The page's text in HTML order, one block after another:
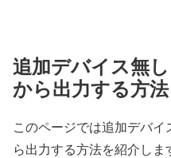
追加デバイス無
から出力する方法
このページでは追加デバ
ら出力する方法を紹介しま